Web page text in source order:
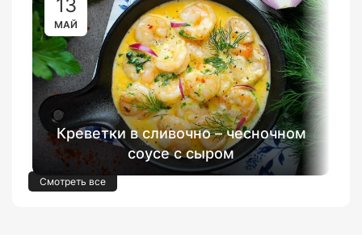
13
МАЙ
Креветки в сливочно – чесночном
соусе с сыром
Смотреть все